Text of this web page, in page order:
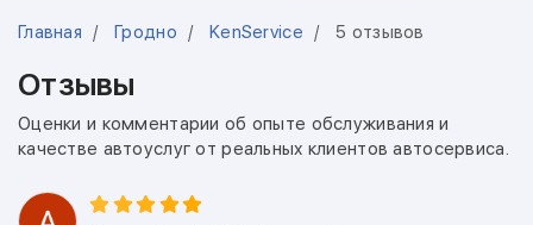
Главная Гродно KenService 5 отзывов
Отзывы
Оценки и комментарии об опыте обслуживания и
качестве автоуслуг от реальных клиентов автосервиса.